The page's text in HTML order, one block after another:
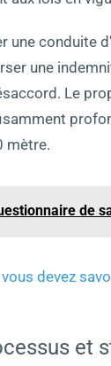
une conduite
une
Le
mètre.
de
devez
et